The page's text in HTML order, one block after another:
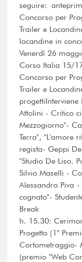
seguire:
Concorso per
Trailer e
locandine in
Venerdì 26
Corso Italia 15/
Concorso per
Trailer e
Attolini - Critico
Mezzogiorno"-
Terra", "L'amore
regista- Geppi
"Studio De Liso.
Silvio Maselli -
Alessandro Piva
cognato"-
Break
h. 15.30:
Progetto (1°
Cortometraggio-
(premio "Web